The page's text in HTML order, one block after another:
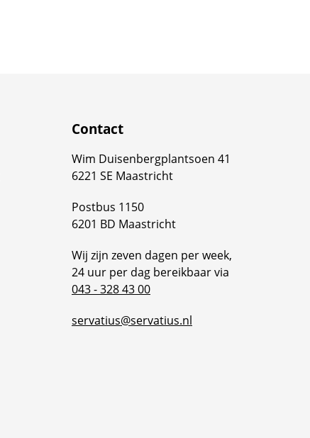
Contact
Wim Duisenbergplantsoen 41
6221 SE Maastricht
Postbus 1150
6201 BD Maastricht
Wij zijn zeven dagen per week,
24 uur per dag bereikbaar via
043 - 328 43 00
servatius@servatius.nl